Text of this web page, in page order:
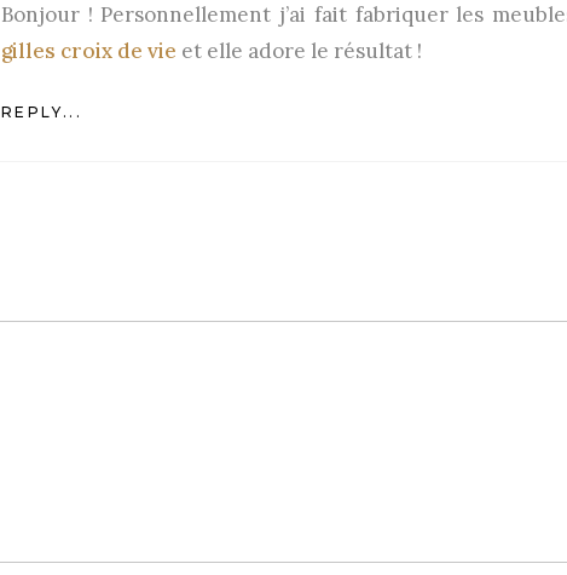
Bonjour ! Personnellement j’ai fait fabriquer les
gilles croix de vie et elle adore le résultat !
REPLY...